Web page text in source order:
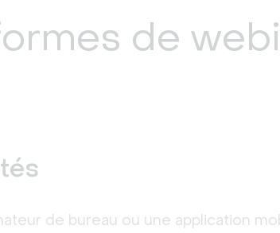
de
de bureau ou une application